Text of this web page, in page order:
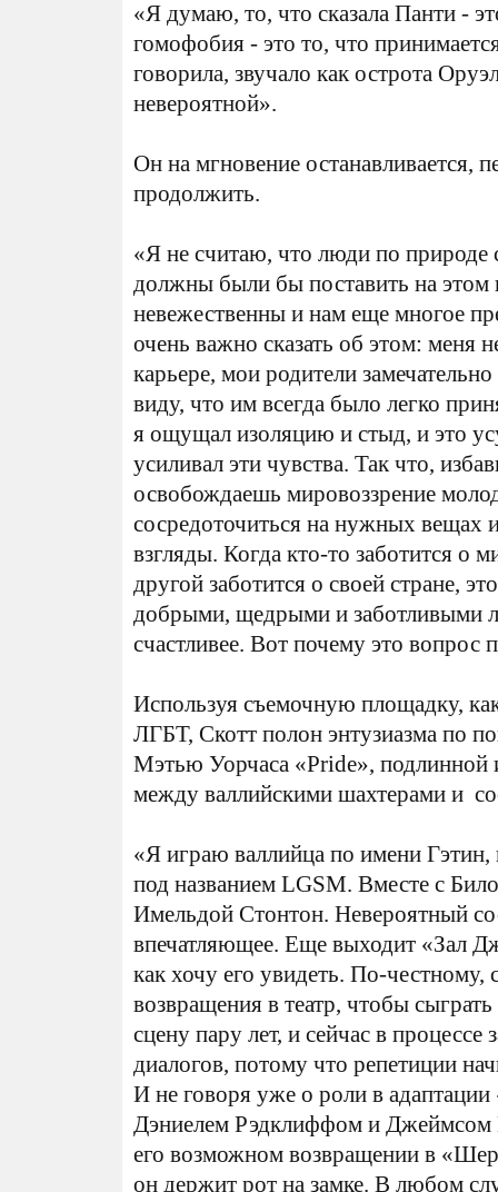
«Я думаю, то, что сказала Панти -
гомофобия - это то, что
говорила, звучало как острота
невероятной».
Он на мгновение останавливается,
продолжить.
«Я не считаю, что люди по
должны были бы поставить на этом
невежественны и нам еще многое
очень важно сказать об этом: меня
карьере, мои родители
виду, что им всегда было легко
я ощущал изоляцию и стыд, и это
усиливал эти чувства. Так что,
освобождаешь мировоззрение
сосредоточиться на нужных вещах
взгляды. Когда кто-то заботится о
другой заботится о своей стране,
добрыми, щедрыми и заботливыми
счастливее. Вот почему это вопрос
Используя съемочную площадку,
ЛГБТ, Скотт полон энтузиазма по
Мэтью Уорчаса «Pride», подлинной
между валлийскими шахтерами и
«Я играю валлийца по имени
под названием LGSM. Вместе с
Имельдой Стонтон. Невероятный
впечатляющее. Еще выходит «Зал
как хочу его увидеть. По-честному,
возвращения в театр, чтобы
сцену пару лет, и сейчас в процессе
диалогов, потому что репетиции
И не говоря уже о роли в
Дэниелем Рэдклиффом и Джеймсом
его возможном возвращении в
он держит рот на замке. В любом